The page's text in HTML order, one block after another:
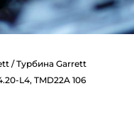
/ Турбина Garrett
L4, TMD22A 106